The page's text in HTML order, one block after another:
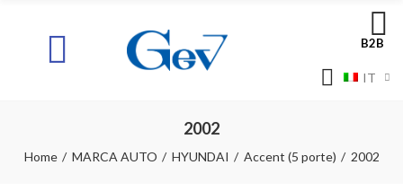
B2B
IT
2002
Home MARCA AUTO HYUNDAI Accent (5 porte) 2002